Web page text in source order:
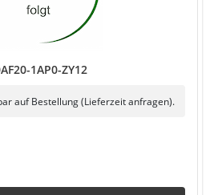
1AP0-ZY12
auf Bestellung (Lieferzeit anfragen).